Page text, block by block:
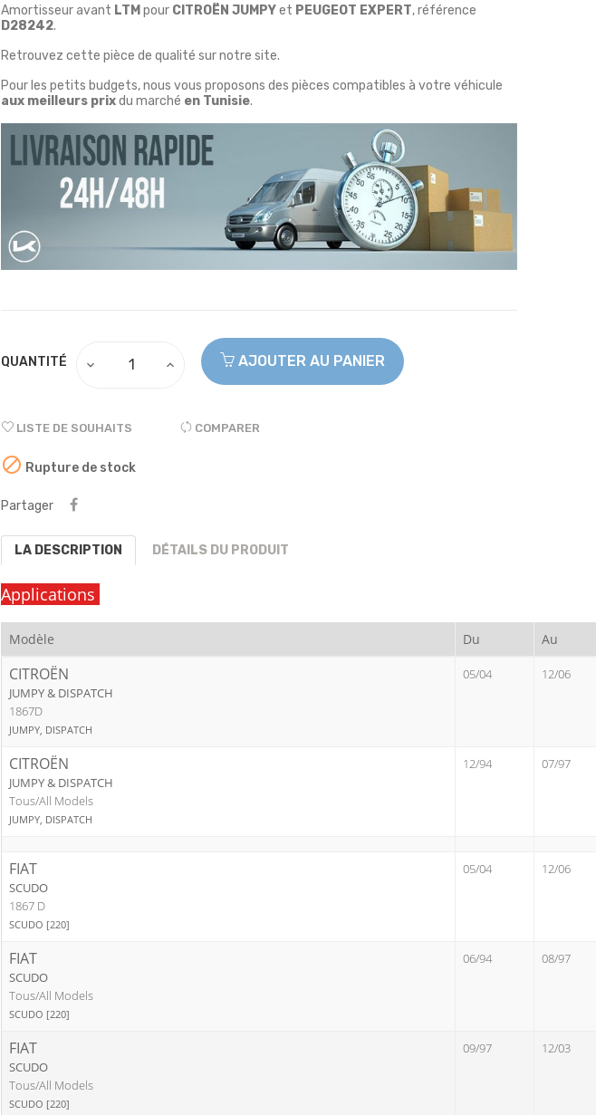
Amortisseur avant LTM pour CITROËN JUMPYet PEUGEOT EXPERT, référence
D28242.
Retrouvez cette pièce de qualité sur notre site.
Pour les petits budgets, nous vous proposons des pièces compatibles à votre véhicule
aux meilleurs prixdu marché en Tunisie.
QUANTITÉ AJOUTER AU PANIER
LISTE DE SOUHAITS COMPARER
 Rupture de stock
Partager
LA DESCRIPTION DÉTAILS DU PRODUIT
Applications
Modèle Du Au
CITROËN
JUMPY & DISPATCH
1867D
JUMPY, DISPATCH
05/04 12/06
CITROËN
JUMPY & DISPATCH
Tous/All Models
JUMPY, DISPATCH
12/94 07/97
FIAT
SCUDO
1867 D
SCUDO [220]
05/04 12/06
FIAT
SCUDO
Tous/All Models
SCUDO [220]
06/94 08/97
FIAT
SCUDO
Tous/All Models
SCUDO [220]
09/97 12/03